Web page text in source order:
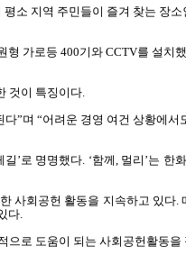
소 지역 주민들이 즐겨 찾는 장
형 가로등 400기와CCTV를 설치
것이 특징이다.
”며 “어려운 경영 여건 상황에
길’로 명명했다. ‘함께, 멀리’는 한
사회공헌 활동을 지속하고 있다.
다.
로 도움이 되는 사회공헌활동